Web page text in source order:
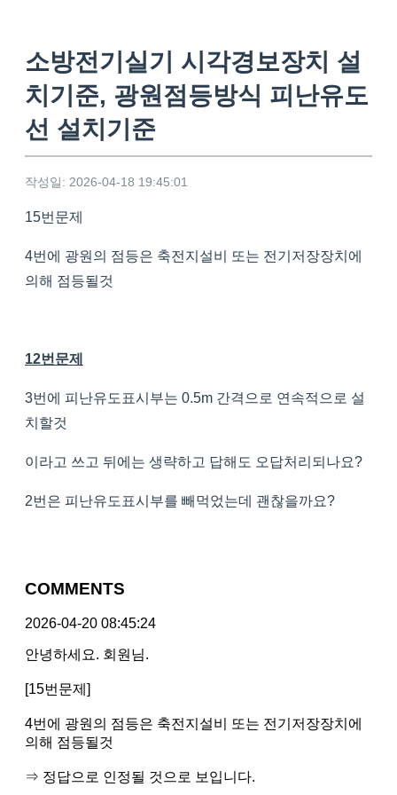
소방전기실기 시각경보장치 설
치기준, 광원점등방식 피난유도
선 설치기준
작성일: 2026-04-18 19:45:01
15번문제
4번에 광원의 점등은 축전지설비 또는 전기저장장치에
의해 점등될것
12번문제
3번에 피난유도표시부는 0.5m 간격으로 연속적으로 설
치할것
이라고 쓰고 뒤에는 생략하고 답해도 오답처리되나요?
2번은 피난유도표시부를 빼먹었는데 괜찮을까요?
COMMENTS
2026-04-20 08:45:24
안녕하세요. 회원님.
[15번문제]
4번에 광원의 점등은 축전지설비 또는 전기저장장치에
의해 점등될것
⇒ 정답으로 인정될 것으로 보입니다.